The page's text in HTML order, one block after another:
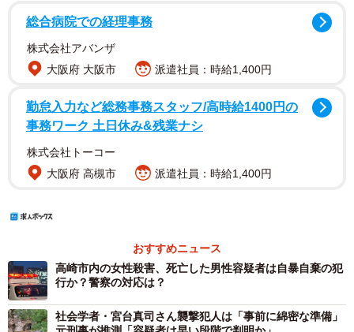
総合病院での経理事務
株式会社アバンザ
大阪府 大阪市
派遣社員：時給1,400円
勤怠入力など総務事務スタッフ/高時給1400円の
事務ワーク 土日休み&残業ナシ
株式会社トーコー
大阪府 高槻市
派遣社員：時給1,400円
おすすめニュース
高崎市内の女性殺害、死亡した男性容疑者は自暴自棄の犯
行か？警察の対応は？
社会学者・宮台真司さん襲撃犯人は「事前に綿密な準備」